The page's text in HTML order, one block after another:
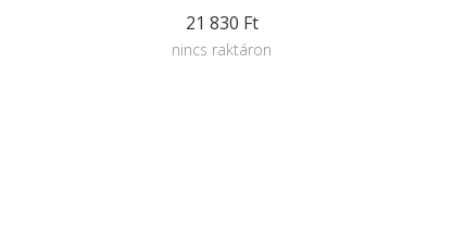
21 830 Ft
nincs raktáron